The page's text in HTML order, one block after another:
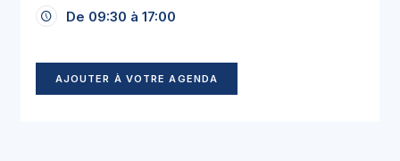
De 09:30 à 17:00
AJOUTER À VOTRE AGENDA